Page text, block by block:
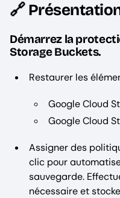
🔗
Démarrez la
Storage Buckets.
Restaurer les
Google Cloud
Google Cloud
Assigner des
clic pour
sauvegarde.
nécessaire et